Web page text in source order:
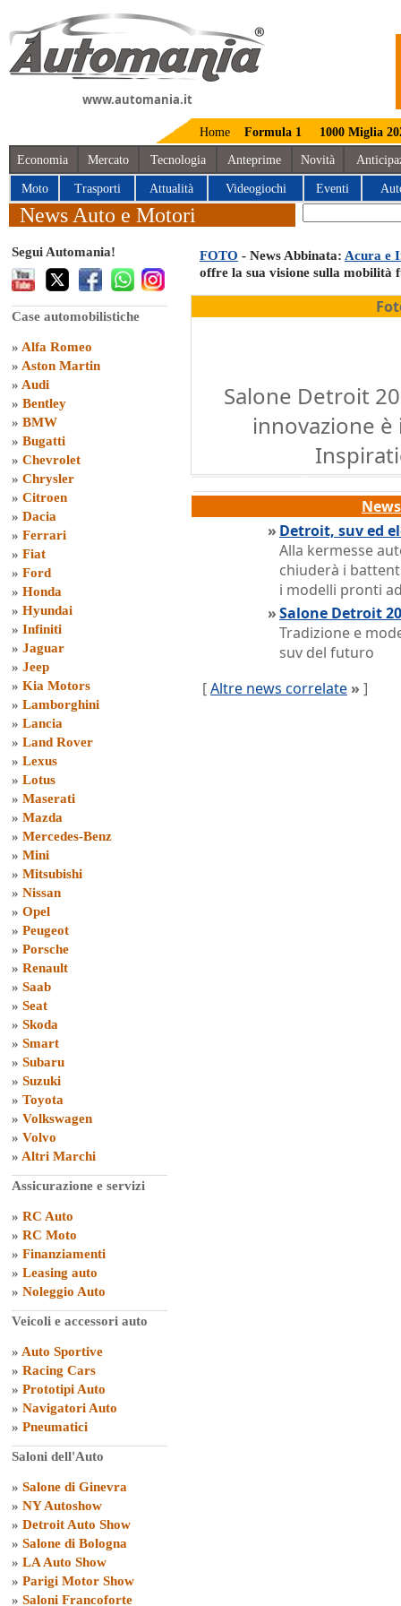
www.automania.it
Home Formula 1 1000 Miglia
Economia Mercato Tecnologia Anteprime Novità
Moto Trasporti Attualità Videogiochi Eventi
News Auto e Motori
Segui Automania!
Case automobilistiche
» Alfa Romeo
» Aston Martin
» Audi
» Bentley
» BMW
» Bugatti
» Chevrolet
» Chrysler
» Citroen
» Dacia
» Ferrari
» Fiat
» Ford
» Honda
» Hyundai
» Infiniti
» Jaguar
» Jeep
» Kia Motors
» Lamborghini
» Lancia
» Land Rover
» Lexus
» Lotus
» Maserati
» Mazda
» Mercedes-Benz
» Mini
» Mitsubishi
» Nissan
» Opel
» Peugeot
» Porsche
» Renault
» Saab
» Seat
» Skoda
» Smart
» Subaru
» Suzuki
» Toyota
» Volkswagen
» Volvo
» Altri Marchi
Assicurazione e servizi
» RC Auto
» RC Moto
» Finanziamenti
» Leasing auto
» Noleggio Auto
Veicoli e accessori auto
» Auto Sportive
» Racing Cars
» Prototipi Auto
» Navigatori Auto
» Pneumatici
Saloni dell'Auto
» Salone di Ginevra
» NY Autoshow
» Detroit Auto Show
» Salone di Bologna
» LA Auto Show
» Parigi Motor Show
» Saloni Francoforte
FOTO - News Abbinata: Acura e
offre la sua visione sulla mobilità
Salone Detroit
innovazione
» Detroit, suv ed
Alla kermesse
chiuderà i
i modelli pronti
»Salone Detroit
Tradizione e
suv del futuro
[Altre news correlate » ]